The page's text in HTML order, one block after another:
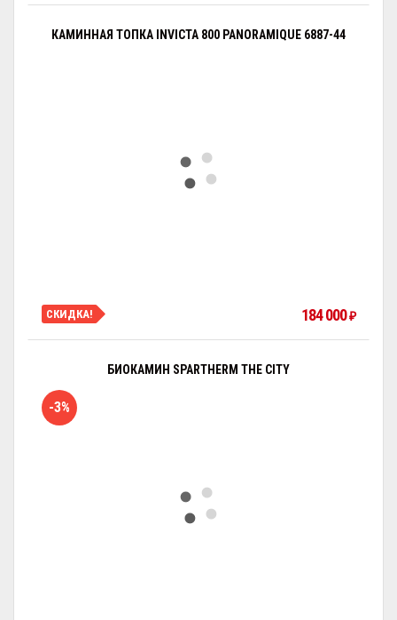
КАМИННАЯ ТОПКА INVICTA 800 PANORAMIQUE 6887-44
СКИДКА! 184 000₽
БИОКАМИН SPARTHERM THE CITY
-3%